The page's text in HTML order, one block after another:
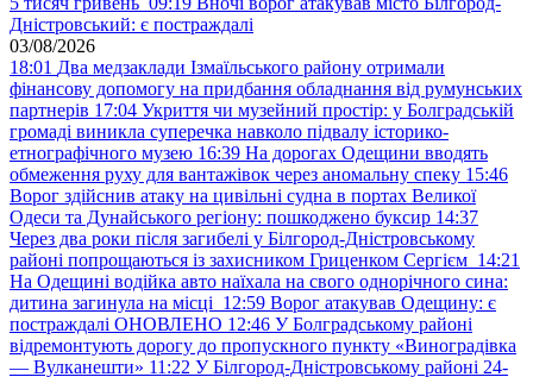
Дністровський: є постраждалі
03/08/2026
18:01 Два медзаклади Ізмаїльського району отримали
фінансову допомогу на придбання обладнання від румунських
партнерів 17:04 Укриття чи музейний простір: у Болградській
громаді виникла суперечка навколо підвалу історико-
етнографічного музею 16:39 На дорогах Одещини вводять
обмеження руху для вантажівок через аномальну спеку 15:46
Ворог здійснив атаку на цивільні судна в портах Великої
Одеси та Дунайського регіону: пошкоджено буксир 14:37
Через два роки після загибелі у Білгород-Дністровському
районі попрощаються із захисником Гриценком Сергієм 14:21
На Одещині водійка авто наїхала на свого однорічного сина:
дитина загинула на місці 12:59 Ворог атакував Одещину: є
постраждалі ОНОВЛЕНО 12:46 У Болградському районі
відремонтують дорогу до пропускного пункту «Виноградівка
— Вулканешти» 11:22 У Білгород-Дністровському районі 24-